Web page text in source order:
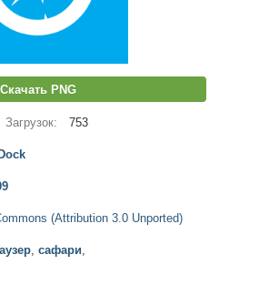
Скачать PNG
Загрузок: 753
(Attribution 3.0 Unported)
, сафари,